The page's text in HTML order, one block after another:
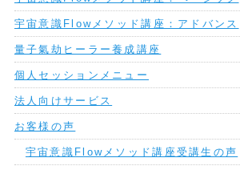
宇宙意識Flowメソッド講座：アドバンス
量子氣劫ヒーラー養成講座
個人セッションメニュー
法人向けサービス
お客様の声
宇宙意識Flowメソッド講座受講生の声